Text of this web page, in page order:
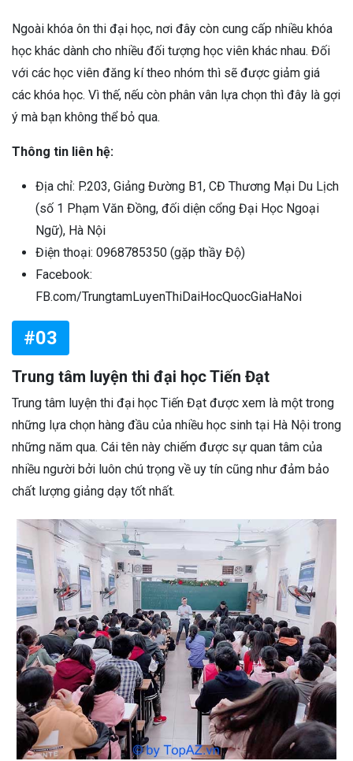
Ngoài khóa ôn thi đại học, nơi đây còn cung cấp nhiều khóa
học khác dành cho nhiều đối tượng học viên khác nhau. Đối
với các học viên đăng kí theo nhóm thì sẽ được giảm giá
các khóa học. Vì thế, nếu còn phân vân lựa chọn thì đây là gợi
ý mà bạn không thể bỏ qua.
Thông tin liên hệ:
Địa chỉ: P.203, Giảng Đường B1, CĐ Thương Mại Du Lịch
(số 1 Phạm Văn Đồng, đối diện cổng Đại Học Ngoại
Ngữ), Hà Nội
Điện thoại: 0968785350 (gặp thầy Độ)
Facebook:
FB.com/TrungtamLuyenThiDaiHocQuocGiaHaNoi
#03
Trung tâm luyện thi đại học Tiến Đạt
Trung tâm luyện thi đại học Tiến Đạt được xem là một trong
những lựa chọn hàng đầu của nhiều học sinh tại Hà Nội trong
những năm qua. Cái tên này chiếm được sự quan tâm của
nhiều người bởi luôn chú trọng về uy tín cũng như đảm bảo
chất lượng giảng dạy tốt nhất.